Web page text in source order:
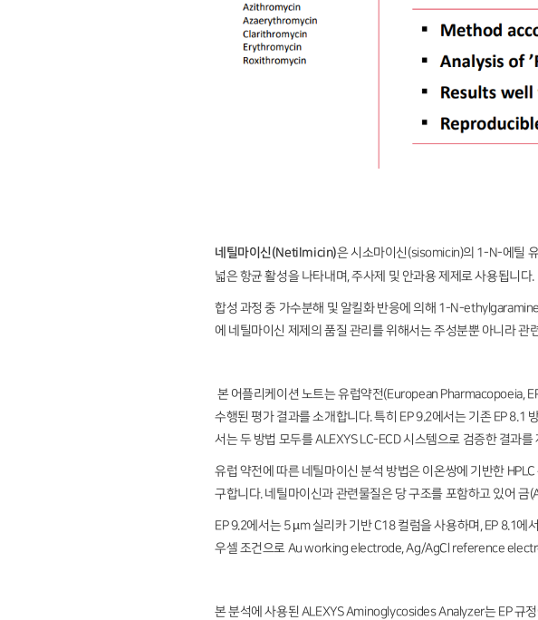
네틸마이신(Netilmicin)은 시소마이신(sisomicin)의 1-N-에틸
넓은 항균 활성을 나타내며, 주사제 및 안과용 제제로 사용됩니다.
합성 과정 중 가수분해 및 알킬화 반응에 의해 1-N-
에 네틸마이신 제제의 품질 관리를 위해서는 주성분뿐 아니라 관
본 어플리케이션 노트는 유럽약전(European Pharmacopoeia,
수행된 평가 결과를 소개합니다. 특히 EP 9.2에서는 기존 EP 8.1
서는 두 방법 모두를 ALEXYS LC-ECD 시스템으로 검증한 결과를
유럽 약전에 따른 네틸마이신 분석 방법은 이온쌍에 기반한
구합니다. 네틸마이신과 관련물질은 당 구조를 포함하고 있어 금
EP 9.2에서는 5 µm 실리카 기반 C18 컬럼을 사용하며, EP 8.1
우셀 조건으로 Au working electrode, Ag/AgCl reference
본 분석에 사용된 ALEXYS Aminoglycosides Analyzer는 EP 규